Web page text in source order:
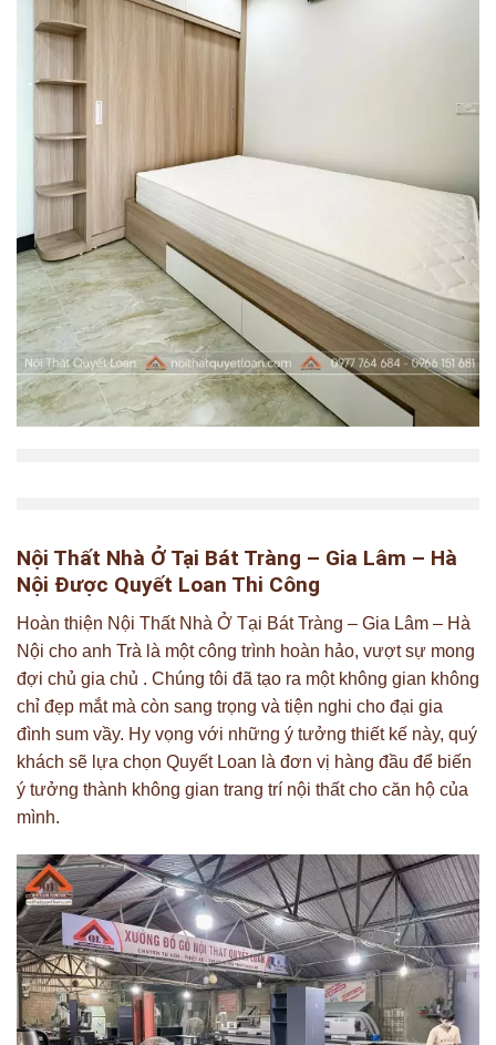
Nội Thất Nhà Ở Tại Bát Tràng – Gia Lâm – Hà
Nội Được Quyết Loan Thi Công
Hoàn thiện Nội Thất Nhà Ở Tại Bát Tràng – Gia Lâm – Hà
Nội cho anh Trà là một công trình hoàn hảo, vượt sự mong
đợi chủ gia chủ . Chúng tôi đã tạo ra một không gian không
chỉ đẹp mắt mà còn sang trọng và tiện nghi cho đại gia
đình sum vầy. Hy vọng với những ý tưởng thiết kế này, quý
khách sẽ lựa chọn Quyết Loan là đơn vị hàng đầu để biến
ý tưởng thành không gian trang trí nội thất cho căn hộ của
mình.